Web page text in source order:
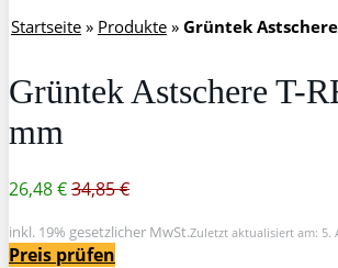
Startseite » Produkte » Grüntek Astschere
Grüntek Astschere T-
mm
26,48 €34,85 €
inkl. 19% gesetzlicher MwSt.Zuletzt aktualisiert am: 5.
Preis prüfen